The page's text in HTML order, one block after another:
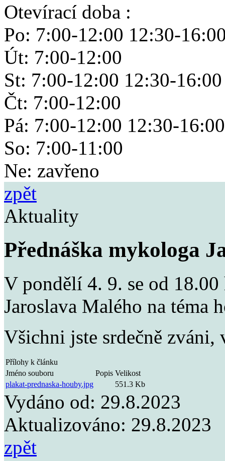
Otevírací doba :
Po: 7:00-12:00 12:30-
Út: 7:00-12:00
St: 7:00-12:00 12:30-16:00
Čt: 7:00-12:00
Pá: 7:00-12:00 12:30-16:00
So: 7:00-11:00
Ne: zavřeno
zpět
Aktuality
Přednáška mykologa
V pondělí 4. 9. se od
Jaroslava Malého na téma
Všichni jste srdečně zváni,
Přílohy k článku
Jméno souboru
Popis Velikost
plakat-prednaska-houby.jpg
551.3 Kb
Vydáno od: 29.8.2023
Aktualizováno: 29.8.2023
zpět